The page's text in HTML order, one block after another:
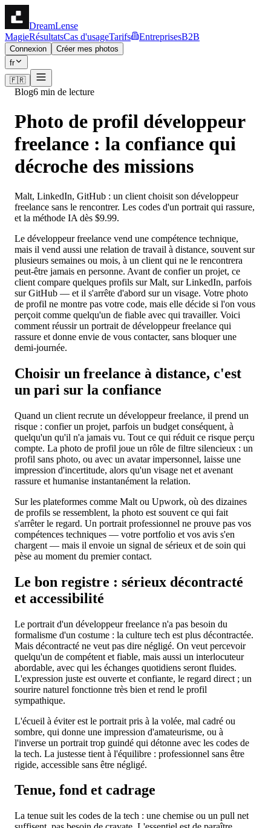
DreamLense
MagieRésultatsCas d'usageTarifs EntreprisesB2B
Connexion
Créer mes photos
fr
🇫🇷
Blog6 min de lecture
Photo de profil développeur
freelance : la confiance qui
décroche des missions
Malt, LinkedIn, GitHub : un client choisit son développeur
freelance sans le rencontrer. Les codes d'un portrait qui rassure,
et la méthode IA dès $9.99.
Le développeur freelance vend une compétence technique,
mais il vend aussi une relation de travail à distance, souvent sur
plusieurs semaines ou mois, à un client qui ne le rencontrera
peut-être jamais en personne. Avant de confier un projet, ce
client compare quelques profils sur Malt, sur LinkedIn, parfois
sur GitHub — et il s'arrête d'abord sur un visage. Votre photo
de profil ne montre pas votre code, mais elle décide si l'on vous
perçoit comme quelqu'un de fiable avec qui travailler. Voici
comment réussir un portrait de développeur freelance qui
rassure et donne envie de vous contacter, sans bloquer une
demi-journée.
Choisir un freelance à distance, c'est
un pari sur la confiance
Quand un client recrute un développeur freelance, il prend un
risque : confier un projet, parfois un budget conséquent, à
quelqu'un qu'il n'a jamais vu. Tout ce qui réduit ce risque perçu
compte. La photo de profil joue un rôle de filtre silencieux : un
profil sans photo, ou avec un avatar impersonnel, laisse une
impression d'incertitude, alors qu'un visage net et avenant
rassure et humanise instantanément la relation.
Sur les plateformes comme Malt ou Upwork, où des dizaines
de profils se ressemblent, la photo est souvent ce qui fait
s'arrêter le regard. Un portrait professionnel ne prouve pas vos
compétences techniques — votre portfolio et vos avis s'en
chargent — mais il envoie un signal de sérieux et de soin qui
pèse au moment du premier contact.
Le bon registre : sérieux décontracté
et accessibilité
Le portrait d'un développeur freelance n'a pas besoin du
formalisme d'un costume : la culture tech est plus décontractée.
Mais décontracté ne veut pas dire négligé. On veut percevoir
quelqu'un de compétent et fiable, mais aussi un interlocuteur
abordable, avec qui les échanges quotidiens seront fluides.
L'expression juste est ouverte et confiante, le regard direct ; un
sourire naturel fonctionne très bien et rend le profil
sympathique.
L'écueil à éviter est le portrait pris à la volée, mal cadré ou
sombre, qui donne une impression d'amateurisme, ou à
l'inverse un portrait trop guindé qui détonne avec les codes de
la tech. La justesse tient à l'équilibre : professionnel sans être
rigide, accessible sans être négligé.
Tenue, fond et cadrage
La tenue suit les codes de la tech : une chemise ou un pull net